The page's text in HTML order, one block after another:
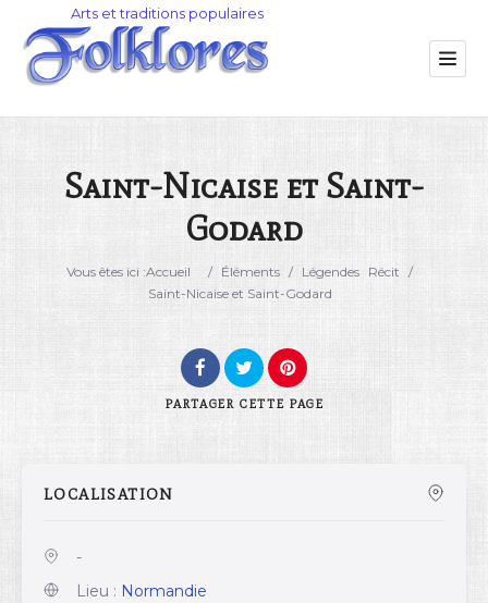
Saint-Nicaise et Saint-
Godard
Vous êtes ici :Accueil / Éléments / Légendes Récit /
Saint-Nicaise et Saint-Godard
PARTAGER CETTE PAGE
LOCALISATION
-
Lieu : Normandie